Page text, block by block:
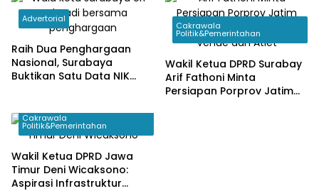
Advertorial
Raih Dua Penghargaan
Nasional, Surabaya
Buktikan Satu Data NIK
Cakrawala
Politik&Pemerintahan
Wakil Ketua DPRD Surabay
Arif Fathoni Minta
Persiapan Porprov Jatim
Cakrawala
Politik&Pemerintahan
Wakil Ketua DPRD Jawa
Timur Deni Wicaksono:
Aspirasi Infrastruktur